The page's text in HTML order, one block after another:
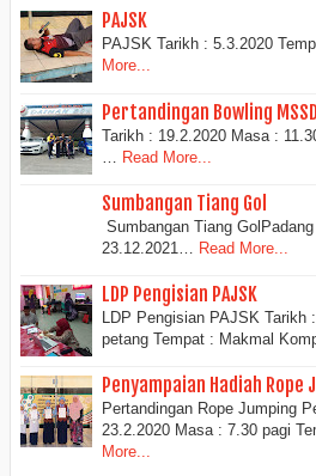
PAJSK
PAJSK Tarikh : 5.3.2020
More...
Pertandingan Bowling
Tarikh : 19.2.2020 Masa :
Read More...
Sumbangan Tiang Gol
Sumbangan Tiang
23.12.2021…
Read More...
LDP Pengisian PAJSK
LDP Pengisian PAJSK Tarikh
petang Tempat : Makmal
Penyampaian Hadiah Rope
Pertandingan Rope Jumping
23.2.2020 Masa : 7.30 pagi
More...